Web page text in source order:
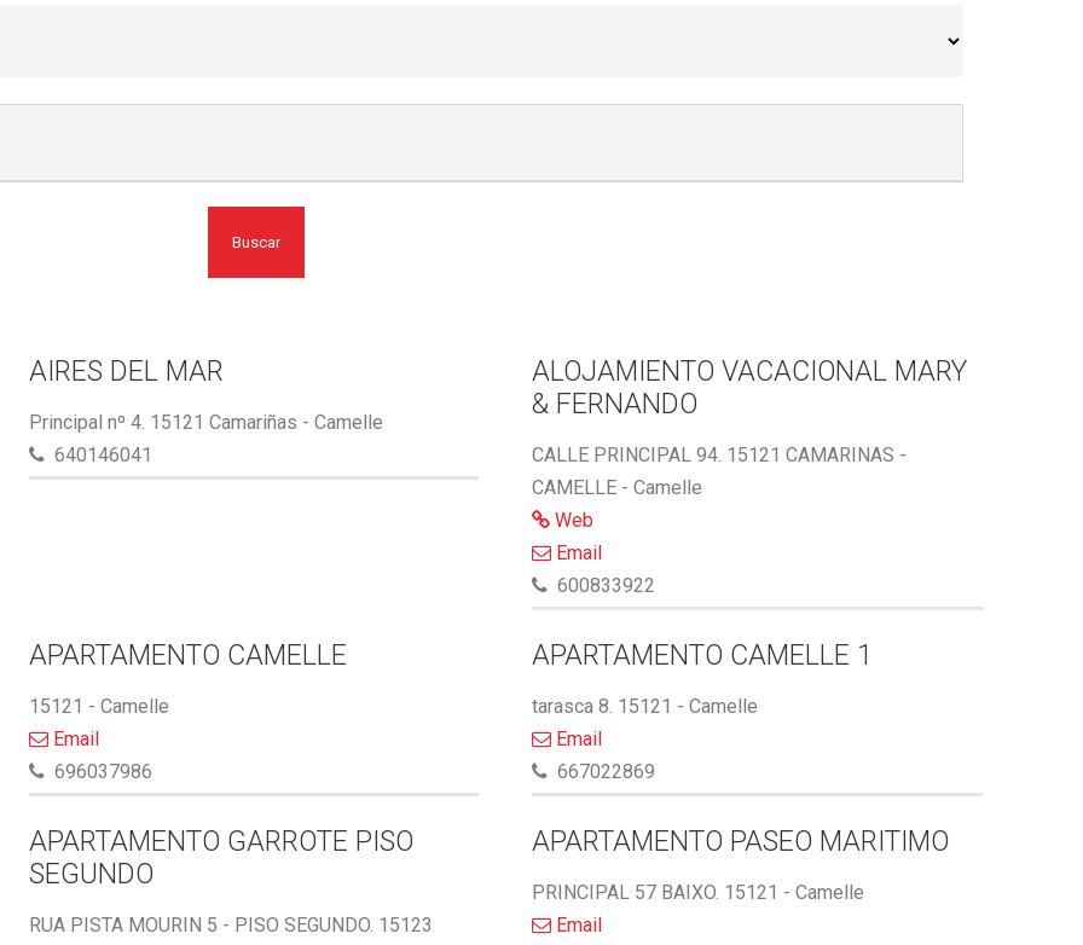
Buscar
AIRES DEL MAR
Principal nº 4. 15121 Camariñas - Camelle
640146041
ALOJAMIENTO VACACIONAL MARY
& FERNANDO
CALLE PRINCIPAL 94. 15121 CAMARINAS -
CAMELLE - Camelle
Web
Email
600833922
APARTAMENTO CAMELLE
15121 - Camelle
Email
696037986
APARTAMENTO CAMELLE 1
tarasca 8. 15121 - Camelle
Email
667022869
APARTAMENTO GARROTE PISO
SEGUNDO
RUA PISTA MOURIN 5 - PISO SEGUNDO. 15123
APARTAMENTO PASEO MARITIMO
PRINCIPAL 57 BAIXO. 15121 - Camelle
Email